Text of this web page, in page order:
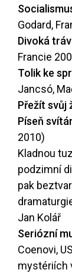
Godard,
Divoká
Francie
Tolik ke
Jancsó,
Přežít svůj
Píseň
2010)
Kladnou
podzimní
pak
Jan Kolář
Seriózní
Coenovi,
mystériích